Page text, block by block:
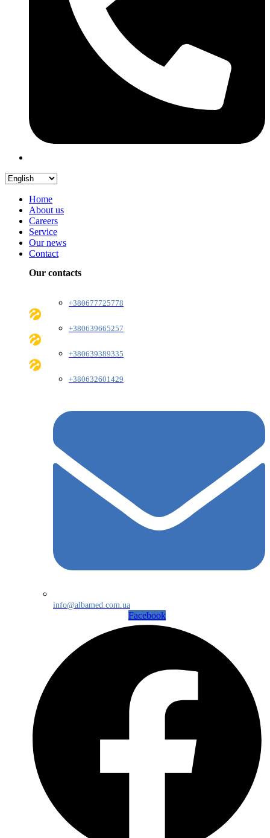
Home
About us
Careers
Service
Our news
Contact
Our contacts
+380677725778
+380639665257
+380639389335
+380632601429
info@albamed.com.ua
Facebook